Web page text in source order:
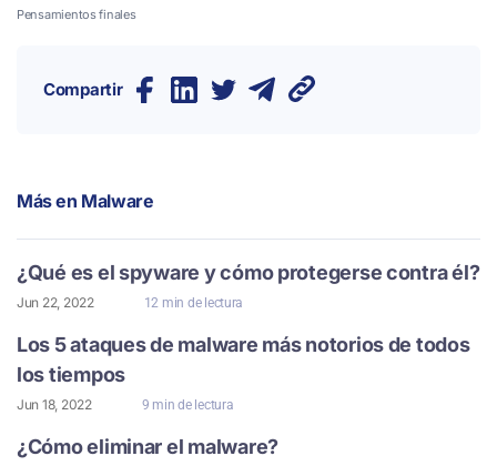
Pensamientos finales
Compartir
Más en Malware
¿Qué es el spyware y cómo protegerse contra él?
Jun 22, 2022 12 min de lectura
Los 5 ataques de malware más notorios de todos
los tiempos
Jun 18, 2022 9 min de lectura
¿Cómo eliminar el malware?